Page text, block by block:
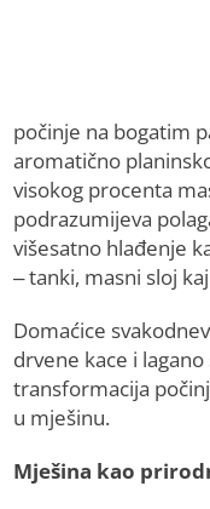
počinje na bogatim
aromatično
visokog procenta
podrazumijeva
višesatno hlađenje
– tanki, masni sloj
Domaćice
drvene kace i
transformacija
u mješinu.
Mješina kao